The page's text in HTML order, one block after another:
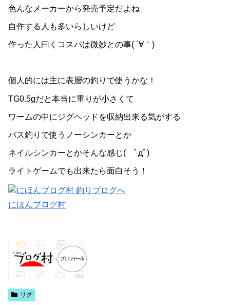
色んなメーカーから発売予定だよね
自作する人も多いらしいけど
作った人曰くコスパは微妙との事( ´∀｀)
個人的には主に表層の釣りで使うかな！
TG0.5gだと本当に重りが小さくて
ワームの中にジグヘッドを収納出来る気がする
バス釣りで使うノーシンカーとか
ネイルシンカーとかそんな感じ( ﾟдﾟ)
ライトゲームでも出来たら面白そう！
にほんブログ村
リグ